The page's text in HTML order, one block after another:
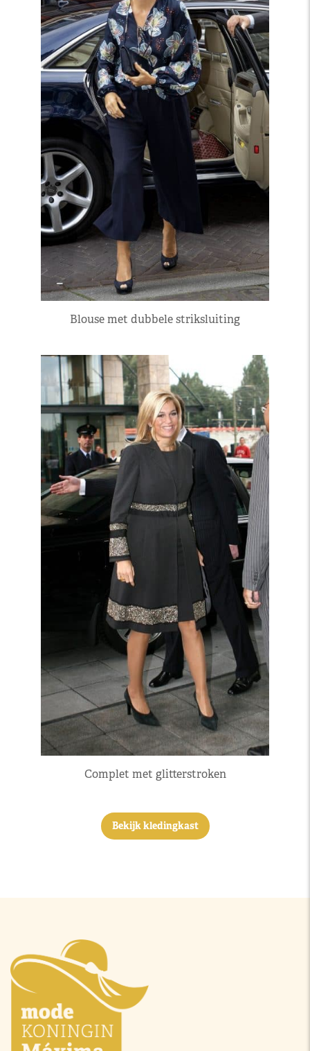
Blouse met dubbele striksluiting
Complet met glitterstroken
Bekijk kledingkast